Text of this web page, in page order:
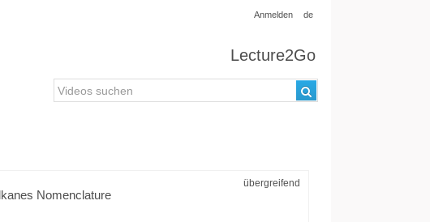
Anmelden de
Lecture2Go
übergreifend
Nomenclature